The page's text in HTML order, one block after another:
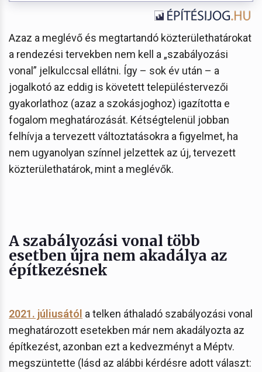
Azaz a meglévő és megtartandó közterülethatárokat
a rendezési tervekben nem kell a „szabályozási
vonal” jelkulccsal ellátni. Így – sok év után – a
jogalkotó az eddig is követett településtervezői
gyakorlathoz (azaz a szokásjoghoz) igazította e
fogalom meghatározását. Kétségtelenül jobban
felhívja a tervezett változtatásokra a figyelmet, ha
nem ugyanolyan színnel jelzettek az új, tervezett
közterülethatárok, mint a meglévők.
A szabályozási vonal több
esetben újra nem akadálya az
építkezésnek
2021. júliusától a telken áthaladó szabályozási vonal
meghatározott esetekben már nem akadályozta az
építkezést, azonban ezt a kedvezményt a Méptv.
megszüntette (lásd az alábbi kérdésre adott választ: